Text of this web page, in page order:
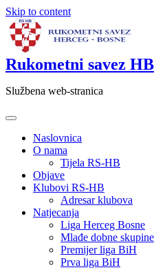
Skip to content
Rukometni savez HB
Službena web-stranica
Naslovnica
O nama
Tijela RS-HB
Objave
Klubovi RS-HB
Adresar klubova
Natjecanja
Liga Herceg Bosne
Mlađe dobne skupine
Premijer liga BiH
Prva liga BiH